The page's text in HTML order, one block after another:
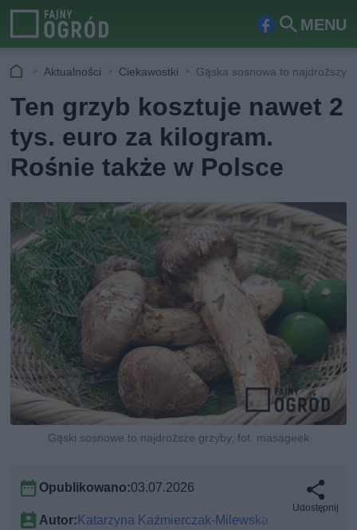
MENU
Fa
ook
Szu
Aktualności Ciekawostki Gąska sosnowa to najdroższy
Ten grzyb kosztuje nawet 2
tys. euro za kilogram.
Rośnie także w Polsce
Gąski sosnowe to najdroższe grzyby, fot. masageek
Opublikowano:03.07.2026
Autor:Katarzyna Kaźmierczak-Milewska
Udostępnij